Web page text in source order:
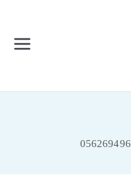
للخدمات المنزلية